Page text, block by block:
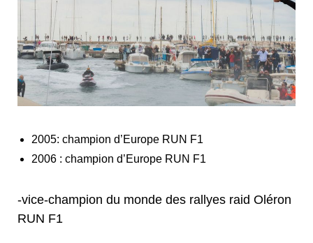
2005: champion d’Europe RUN F1
2006 : champion d’Europe RUN F1
-vice-champion du monde des rallyes raid Oléron
RUN F1